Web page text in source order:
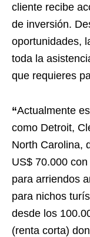
cliente recibe
de inversión.
oportunidades,
toda la
que requieres
“Actualmente
como Detroit,
North Carolina,
US$ 70.000
para arriendos
para nichos
desde los
(renta corta)